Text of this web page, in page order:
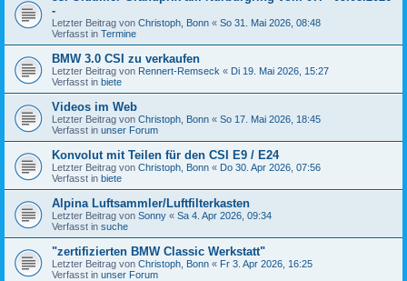
-
Letzter Beitrag von Christoph, Bonn « So 31. Mai 2026, 08:48
Verfasst in Termine
BMW 3.0 CSI zu verkaufen
Letzter Beitrag von Rennert-Remseck « Di 19. Mai 2026, 15:27
Verfasst in biete
Videos im Web
Letzter Beitrag von Christoph, Bonn « So 17. Mai 2026, 18:45
Verfasst in unser Forum
Konvolut mit Teilen für den CSI E9 / E24
Letzter Beitrag von Christoph, Bonn « Do 30. Apr 2026, 07:56
Verfasst in biete
Alpina Luftsammler/Luftfilterkasten
Letzter Beitrag von Sonny « Sa 4. Apr 2026, 09:34
Verfasst in suche
"zertifizierten BMW Classic Werkstatt"
Letzter Beitrag von Christoph, Bonn « Fr 3. Apr 2026, 16:25
Verfasst in unser Forum